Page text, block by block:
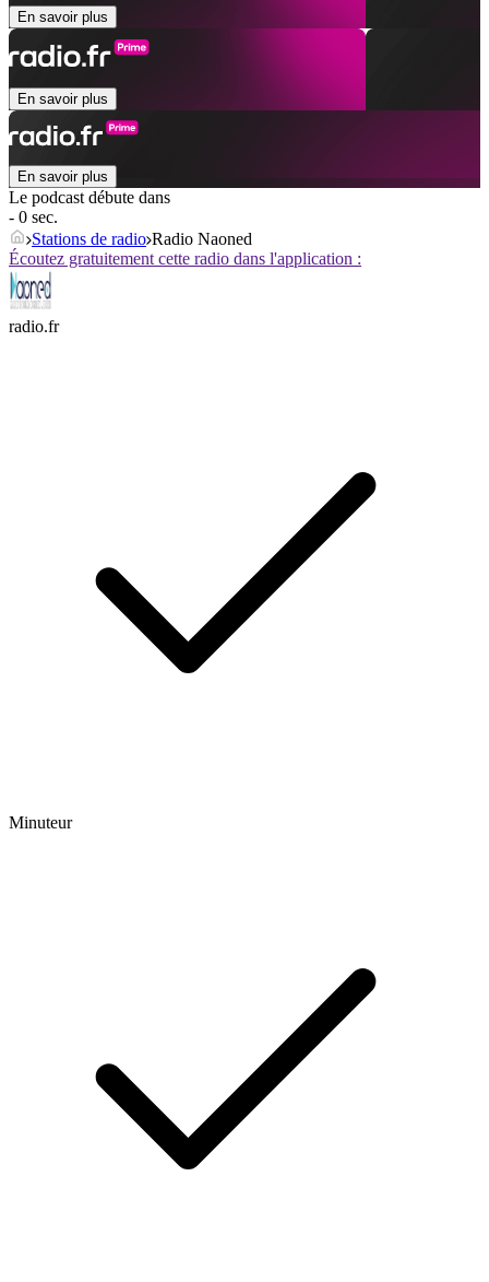
En savoir plus
En savoir plus
En savoir plus
Le podcast débute dans
- 0 sec.
Stations de radio Radio Naoned
Écoutez gratuitement cette radio dans l'application :
radio.fr
Minuteur